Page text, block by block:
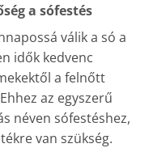
a sófestés
válik a só a
idők kedvenc
a felnőtt
az egyszerű
néven sófestéshez,
van szükség.